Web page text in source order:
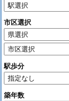
市区選択
駅歩分
築年数